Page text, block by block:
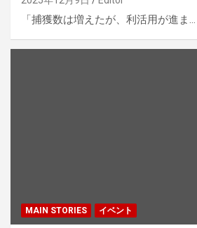
「捕獲数は増えたが、利活用が進ま…
MAIN STORIES イベント